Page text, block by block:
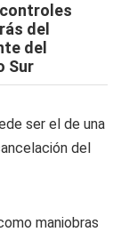
del
del
Sur
ser el de una
del
maniobras